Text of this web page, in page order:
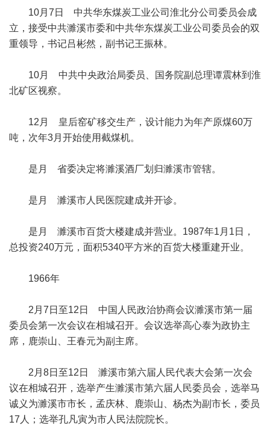
10月7日 中共华东煤炭工业公司淮北分公司委员会成
立，接受中共濉溪市委和中共华东煤炭工业公司委员会的双
重领导，书记吕彬然，副书记王振林。
10月 中共中央政治局委员、国务院副总理谭震林到淮
北矿区视察。
12月 皇后窑矿移交生产，设计能力为年产原煤60万
吨，次年3月开始使用截煤机。
是月 省委决定将濉溪酒厂划归濉溪市管辖。
是月 濉溪市人民医院建成并开诊。
是月 濉溪市百货大楼建成并营业。1987年1月1日，
总投资240万元，面积5340平方米的百货大楼重建开业。
1966年
2月7日至12日 中国人民政治协商会议濉溪市第一届
委员会第一次会议在相城召开。会议选举高心泰为政协主
席，鹿崇山、王春元为副主席。
2月8日至12日 濉溪市第六届人民代表大会第一次会
议在相城召开，选举产生濉溪市第六届人民委员会，选举马
诚义为濉溪市市长，孟庆林、鹿崇山、杨杰为副市长，委员
17人；选举孔凡寅为市人民法院院长。